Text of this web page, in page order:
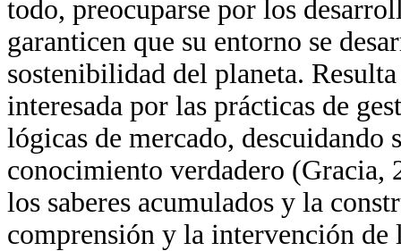
todo, preocuparse por los
garanticen que su entorno se
sostenibilidad del planeta.
interesada por las prácticas de
lógicas de mercado, descuidando
conocimiento verdadero (Gracia,
los saberes acumulados y la
comprensión y la intervención de